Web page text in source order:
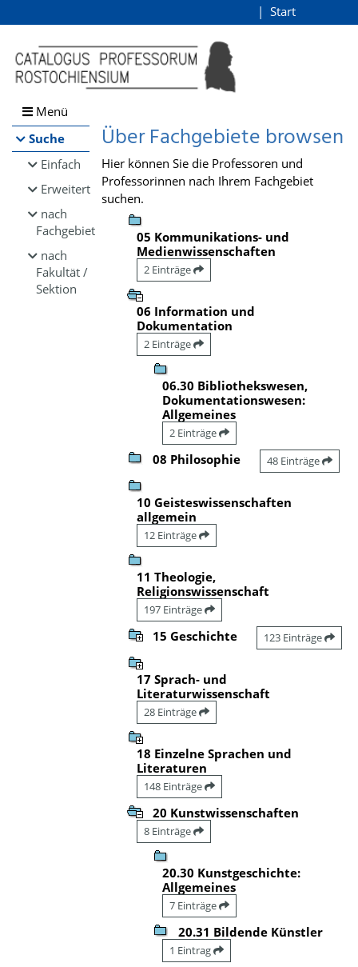
Browsen
direkt zum Inhalt
Start
Menü
Suche
Einfach
Erweitert
nach
Fachgebiet
nach
Fakultät /
Sektion
Über Fachgebiete browsen
Hier können Sie die Professoren und
Professorinnen nach Ihrem Fachgebiet
suchen.
05 Kommunikations- und
Medienwissenschaften
2 Einträge
06 Information und
Dokumentation
2 Einträge
06.30 Bibliothekswesen,
Dokumentationswesen:
Allgemeines
2 Einträge
08 Philosophie 48 Einträge
10 Geisteswissenschaften
allgemein
12 Einträge
11 Theologie,
Religionswissenschaft
197 Einträge
15 Geschichte 123 Einträge
17 Sprach- und
Literaturwissenschaft
28 Einträge
18 Einzelne Sprachen und
Literaturen
148 Einträge
20 Kunstwissenschaften
8 Einträge
20.30 Kunstgeschichte:
Allgemeines
7 Einträge
20.31 Bildende Künstler
1 Eintrag